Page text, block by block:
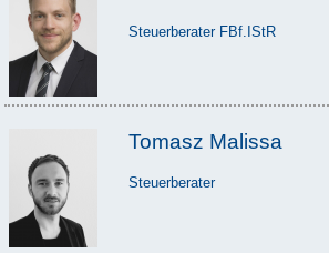
Steuerberater FBf.IStR
Tomasz Malissa
Steuerberater